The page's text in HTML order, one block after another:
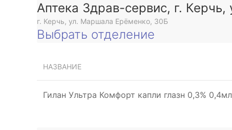
Аптека Здрав-сервис, г.
г. Керчь, ул. Маршала Ерёменко, 30Б
Выбрать отделение
НАЗВАНИЕ
Гилан Ультра Комфорт капли глазн 0,3%